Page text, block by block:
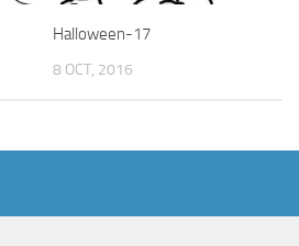
Halloween-17
8 OCT, 2016